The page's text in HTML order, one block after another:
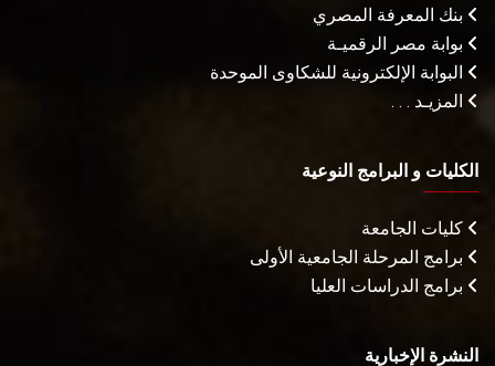
بنك المعرفة المصري
بوابة مصر الرقميـة
البوابة الإلكترونية للشكاوى الموحدة
المزيـد . . .
الكليات و البرامج النوعية
كليات الجامعة
برامج المرحلة الجامعية الأولى
برامج الدراسات العليا
النشرة الإخبارية